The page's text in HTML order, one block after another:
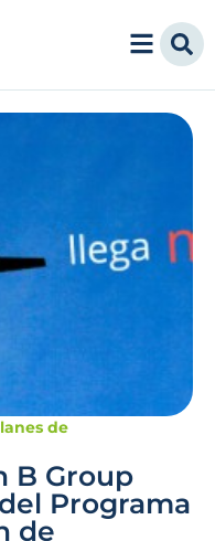
de
B Group
Programa
de